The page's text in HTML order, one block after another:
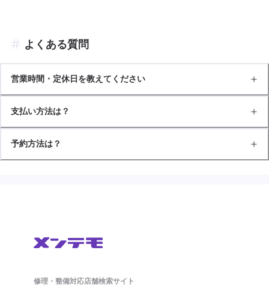
よくある質問
営業時間・定休日を教えてください
支払い方法は？
予約方法は？
修理・整備対応店舗検索サイト